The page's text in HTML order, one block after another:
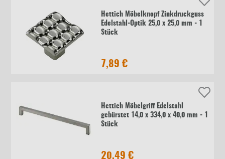
Hettich Möbelknopf Zinkdruckguss
Edelstahl-Optik 25,0 x 25,0 mm - 1
Stück
7,89 €
Hettich Möbelgriff Edelstahl
gebürstet 14,0 x 334,0 x 40,0 mm - 1
Stück
20,49 €